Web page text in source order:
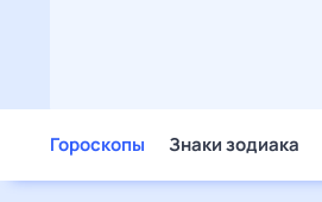
Гороскопы Знаки зодиака